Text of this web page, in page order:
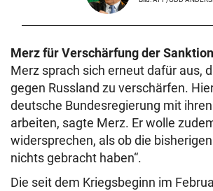
Merz für Verschärfung der
Merz sprach sich erneut dafür aus,
gegen Russland zu verschärfen.
deutsche Bundesregierung mit
arbeiten, sagte Merz. Er wolle
widersprechen, als ob die
nichts gebracht haben“.
Die seit dem Kriegsbeginn im